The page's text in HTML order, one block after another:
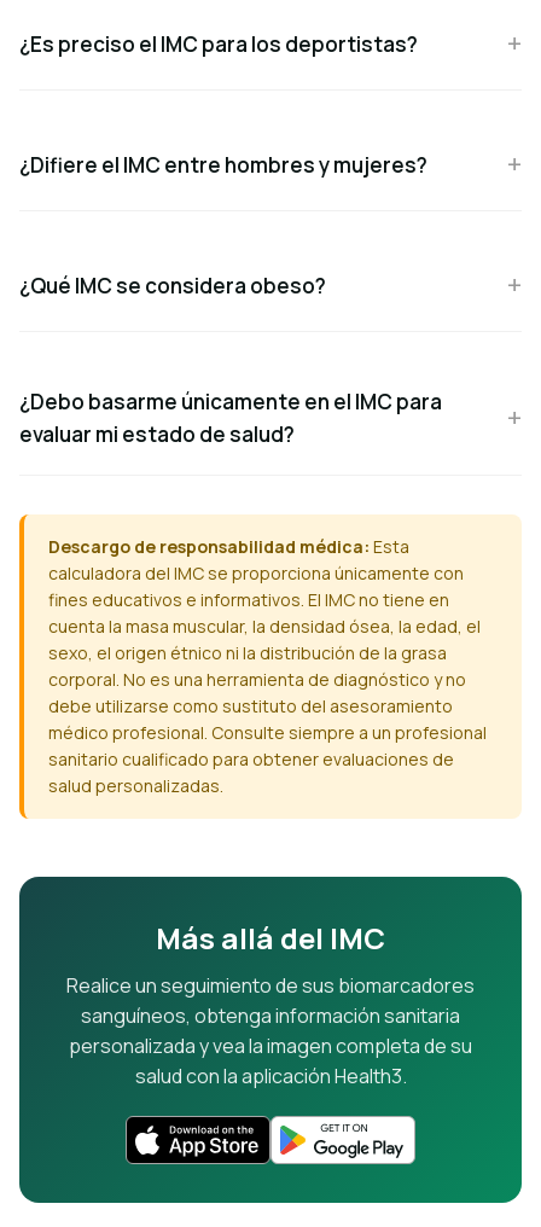
¿Es preciso el IMC para los deportistas?
¿Difiere el IMC entre hombres y mujeres?
¿Qué IMC se considera obeso?
¿Debo basarme únicamente en el IMC para
evaluar mi estado de salud?
Descargo de responsabilidad médica: Esta
calculadora del IMC se proporciona únicamente con
fines educativos e informativos. El IMC no tiene en
cuenta la masa muscular, la densidad ósea, la edad, el
sexo, el origen étnico ni la distribución de la grasa
corporal. No es una herramienta de diagnóstico y no
debe utilizarse como sustituto del asesoramiento
médico profesional. Consulte siempre a un profesional
sanitario cualificado para obtener evaluaciones de
salud personalizadas.
Más allá del IMC
Realice un seguimiento de sus biomarcadores
sanguíneos, obtenga información sanitaria
personalizada y vea la imagen completa de su
salud con la aplicación Health3.